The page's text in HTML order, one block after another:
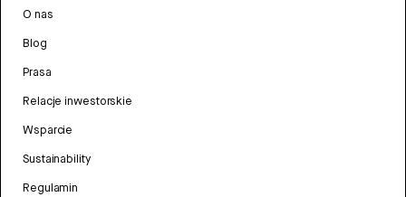
O nas
Blog
Prasa
Relacje inwestorskie
Wsparcie
Sustainability
Regulamin